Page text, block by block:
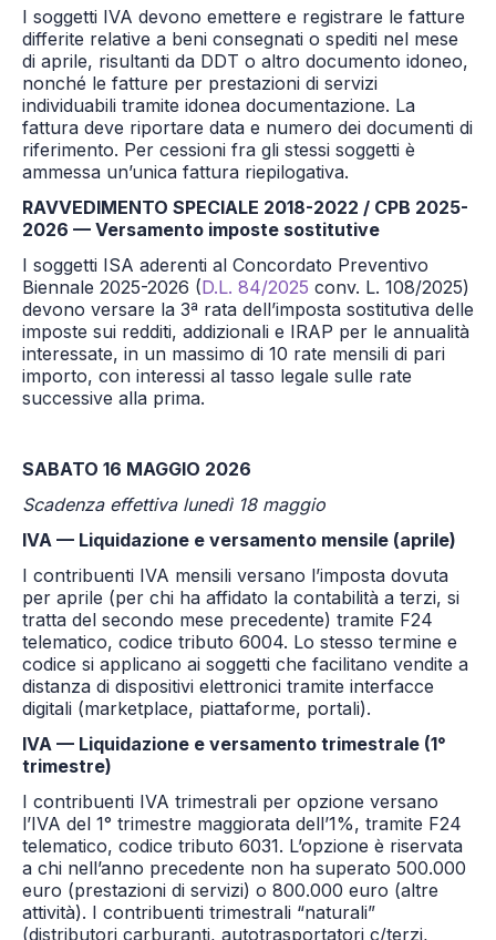
I soggetti IVA devono emettere e registrare le fatture
differite relative a beni consegnati o spediti nel mese
di aprile, risultanti da DDT o altro documento idoneo,
nonché le fatture per prestazioni di servizi
individuabili tramite idonea documentazione. La
fattura deve riportare data e numero dei documenti di
riferimento. Per cessioni fra gli stessi soggetti è
ammessa un’unica fattura riepilogativa.
RAVVEDIMENTO SPECIALE 2018-2022 / CPB 2025-
2026 — Versamento imposte sostitutive
I soggetti ISA aderenti al Concordato Preventivo
Biennale 2025-2026 (D.L. 84/2025 conv. L. 108/2025)
devono versare la 3ª rata dell’imposta sostitutiva delle
imposte sui redditi, addizionali e IRAP per le annualità
interessate, in un massimo di 10 rate mensili di pari
importo, con interessi al tasso legale sulle rate
successive alla prima.
SABATO 16 MAGGIO 2026
Scadenza effettiva lunedì 18 maggio
IVA — Liquidazione e versamento mensile (aprile)
I contribuenti IVA mensili versano l’imposta dovuta
per aprile (per chi ha affidato la contabilità a terzi, si
tratta del secondo mese precedente) tramite F24
telematico, codice tributo 6004. Lo stesso termine e
codice si applicano ai soggetti che facilitano vendite a
distanza di dispositivi elettronici tramite interfacce
digitali (marketplace, piattaforme, portali).
IVA — Liquidazione e versamento trimestrale (1°
trimestre)
I contribuenti IVA trimestrali per opzione versano
l’IVA del 1° trimestre maggiorata dell’1%, tramite F24
telematico, codice tributo 6031. L’opzione è riservata
a chi nell’anno precedente non ha superato 500.000
euro (prestazioni di servizi) o 800.000 euro (altre
attività). I contribuenti trimestrali “naturali”
(distributori carburanti, autotrasportatori c/terzi,